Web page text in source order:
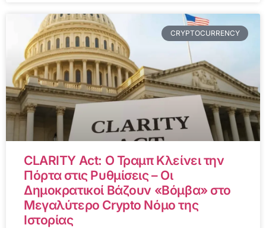
CRYPTOCURRENCY
CLARITY Act: Ο Τραμπ Κλείνει την
Πόρτα στις Ρυθμίσεις – Οι
Δημοκρατικοί Βάζουν «Βόμβα» στο
Μεγαλύτερο Crypto Νόμο της
Ιστορίας